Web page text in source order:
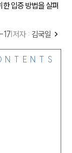
입증 방법을 살펴
저자 : 김국일